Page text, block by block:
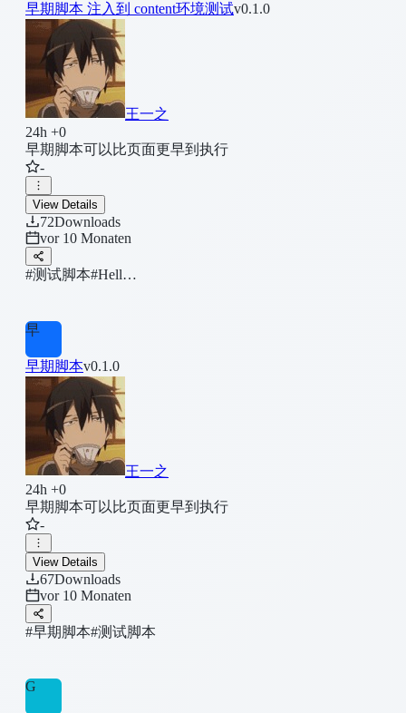
早期脚本 注入到 content环境测试v0.1.0
王一之
24h +0
早期脚本可以比页面更早到执行
-
View Details
72Downloads
vor 10 Monaten
#测试脚本#Hell…
早
早期脚本v0.1.0
王一之
24h +0
早期脚本可以比页面更早到执行
-
View Details
67Downloads
vor 10 Monaten
#早期脚本#测试脚本
G